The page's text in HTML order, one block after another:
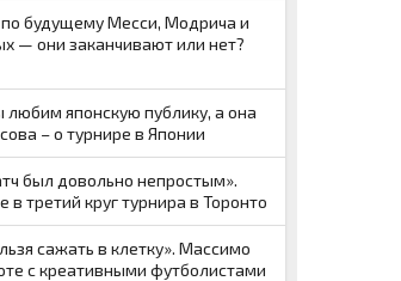
по будущему Месси, Модрича и
— они заканчивают или нет?
любим японскую публику, а она
– о турнире в Японии
был довольно непростым».
третий круг турнира в Торонто
сажать в клетку». Массимо
с креативными футболистами